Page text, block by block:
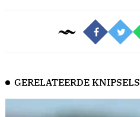
GERELATEERDE KNIPSELS